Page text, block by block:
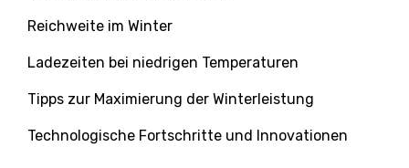
Reichweite im Winter
Ladezeiten bei niedrigen Temperaturen
Tipps zur Maximierung der Winterleistung
Technologische Fortschritte und Innovationen